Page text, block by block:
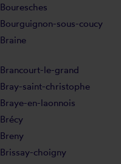
Bouresches
Bourguignon-sous-coucy
Braine
Brancourt-le-grand
Bray-saint-christophe
Braye-en-laonnois
Brécy
Breny
Brissay-choigny